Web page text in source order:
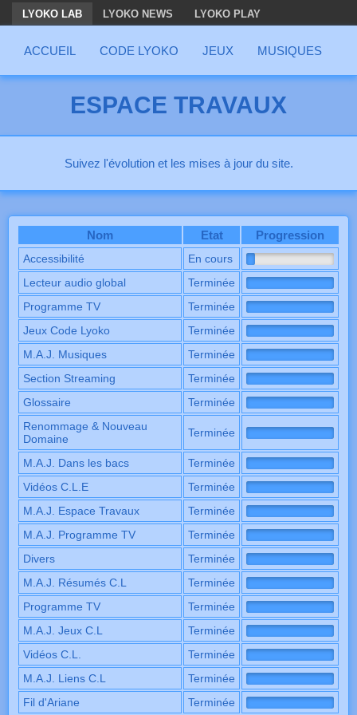
LYOKO LAB LYOKO NEWS LYOKO PLAY
ACCUEIL CODE LYOKO JEUX MUSIQUES
ESPACE TRAVAUX
Présentation de la page
Suivez l'évolution et les mises à jour du site.
Liste des travaux
État d’avancement des travaux du site
Nom Etat Progression
Accessibilité
En cours
Lecteur audio global
Terminée
Programme TV
Terminée
Jeux Code Lyoko
Terminée
M.A.J. Musiques
Terminée
Section Streaming
Terminée
Glossaire
Terminée
Renommage & Nouveau
Domaine
Terminée
M.A.J. Dans les bacs
Terminée
Vidéos C.L.E
Terminée
M.A.J. Espace Travaux
Terminée
M.A.J. Programme TV
Terminée
Divers
Terminée
M.A.J. Résumés C.L
Terminée
Programme TV
Terminée
M.A.J. Jeux C.L
Terminée
Vidéos C.L.
Terminée
M.A.J. Liens C.L
Terminée
Fil d'Ariane
Terminée